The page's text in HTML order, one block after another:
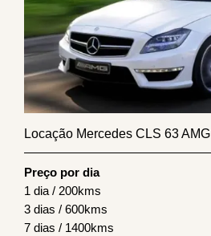
Locação Mercedes CLS 63 AMG
Preço por dia
1 dia / 200kms
3 dias / 600kms
7 dias / 1400kms